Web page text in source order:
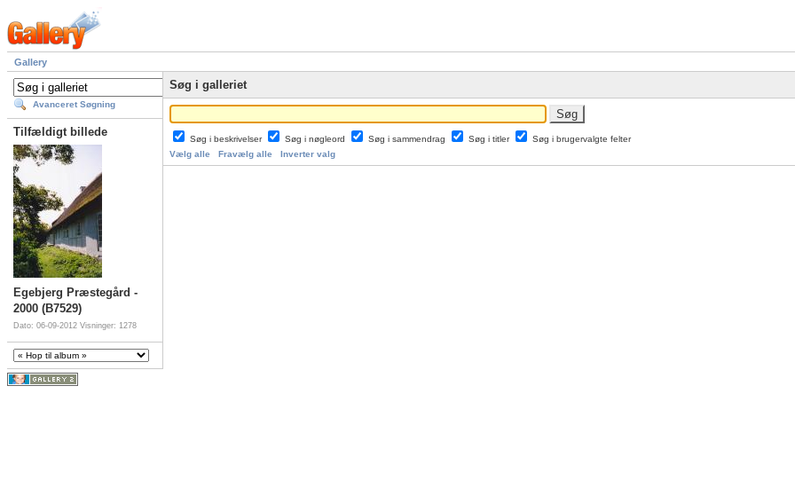
Gallery
Avanceret Søgning
Tilfældigt billede
Egebjerg Præstegård -
2000 (B7529)
Dato: 06-09-2012 Visninger: 1278
Søg i galleriet
Søg i beskrivelser Søg i nøgleord Søg i sammendrag Søg i titler
Søg i brugervalgte felter
Vælg alle
Fravælg alle Inverter valg